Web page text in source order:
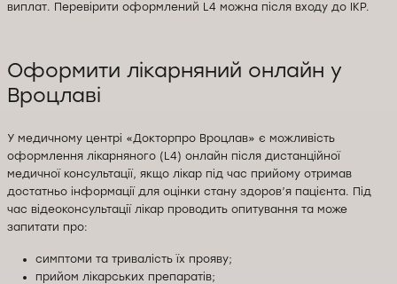
виплат. Перевірити оформлений L4 можна після входу до IKP.
Оформити лікарняний онлайн у
Вроцлаві
У медичному центрі «Докторпро Вроцлав» є можливість
оформлення лікарняного (L4) онлайн після дистанційної
медичної консультації, якщо лікар під час прийому отримав
достатньо інформації для оцінки стану здоров’я пацієнта. Під
час відеоконсультації лікар проводить опитування та може
запитати про:
симптоми та тривалість їх прояву;
прийом лікарських препаратів;